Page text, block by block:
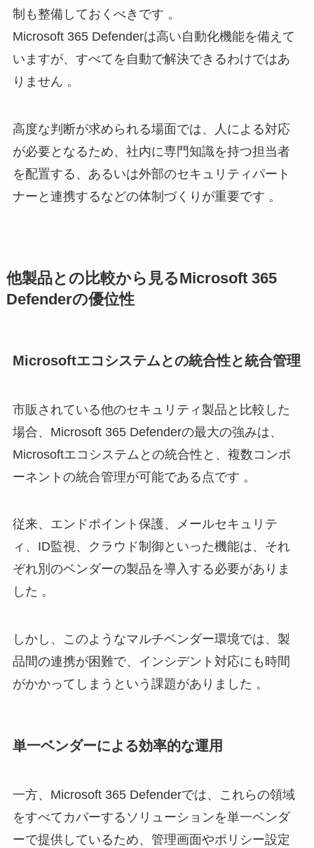
制も整備しておくべきです 。
Microsoft 365 Defenderは高い自動化機能を備えて
いますが、すべてを自動で解決できるわけではあ
りません 。
高度な判断が求められる場面では、人による対応
が必要となるため、社内に専門知識を持つ担当者
を配置する、あるいは外部のセキュリティパート
ナーと連携するなどの体制づくりが重要です 。
他製品との比較から見るMicrosoft 365
Defenderの優位性
Microsoftエコシステムとの統合性と統合管理
市販されている他のセキュリティ製品と比較した
場合、Microsoft 365 Defenderの最大の強みは、
Microsoftエコシステムとの統合性と、複数コンポ
ーネントの統合管理が可能である点です 。
従来、エンドポイント保護、メールセキュリテ
ィ、ID監視、クラウド制御といった機能は、それ
ぞれ別のベンダーの製品を導入する必要がありま
した 。
しかし、このようなマルチベンダー環境では、製
品間の連携が困難で、インシデント対応にも時間
がかかってしまうという課題がありました 。
単一ベンダーによる効率的な運用
一方、Microsoft 365 Defenderでは、これらの領域
をすべてカバーするソリューションを単一ベンダ
ーで提供しているため、管理画面やポリシー設定